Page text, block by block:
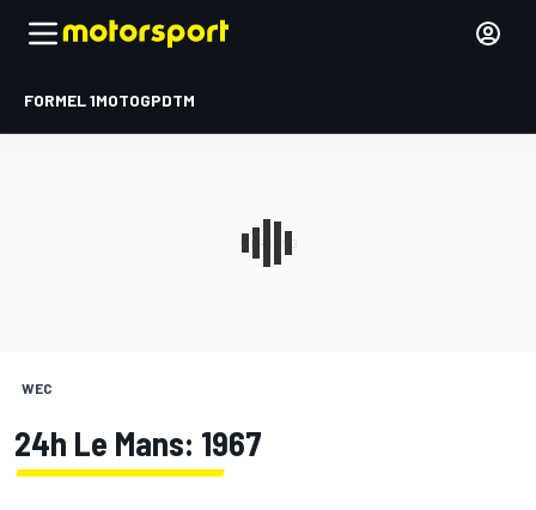
FORMEL 1MOTOGPDTM
WEC
24h Le Mans: 1967